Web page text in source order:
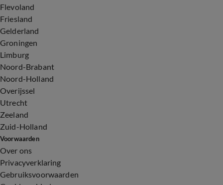
Flevoland
Friesland
Gelderland
Groningen
Limburg
Noord-Brabant
Noord-Holland
Overijssel
Utrecht
Zeeland
Zuid-Holland
Voorwaarden
Over ons
Privacyverklaring
Gebruiksvoorwaarden